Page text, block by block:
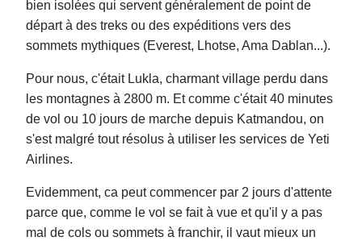
bien isolées qui servent généralement de point de
départ à des treks ou des expéditions vers des
sommets mythiques (Everest, Lhotse, Ama Dablan...).
Pour nous, c'était Lukla, charmant village perdu dans
les montagnes à 2800 m. Et comme c'était 40 minutes
de vol ou 10 jours de marche depuis Katmandou, on
s'est malgré tout résolus à utiliser les services de Yeti
Airlines.
Evidemment, ca peut commencer par 2 jours d'attente
parce que, comme le vol se fait à vue et qu'il y a pas
mal de cols ou sommets à franchir, il vaut mieux un